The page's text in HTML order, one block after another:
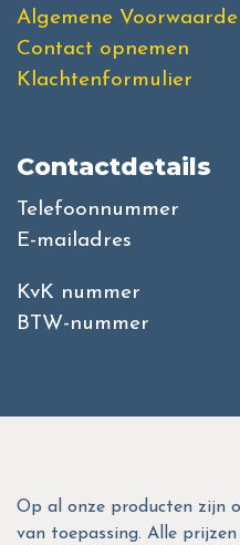
Algemene
Contact opnemen
Klachtenformulier
Contactdetails
Telefoonnummer
E-mailadres
KvK nummer
BTW-nummer
Op al onze producten zijn
van toepassing. Alle